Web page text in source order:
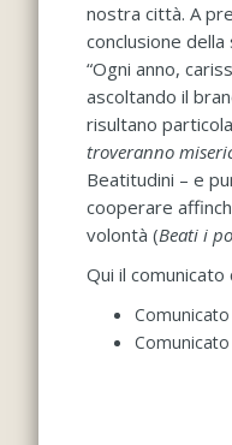
nostra città. A
conclusione
“Ogni anno,
ascoltando il
risultano
troveranno
Beatitudini – e
cooperare
volontà (Beati i
Qui il comunicato